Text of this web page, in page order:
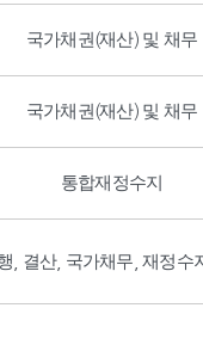
국가채권(재산) 및 채무
국가채권(재산) 및 채무
통합재정수지
, 결산, 국가채무, 재정수